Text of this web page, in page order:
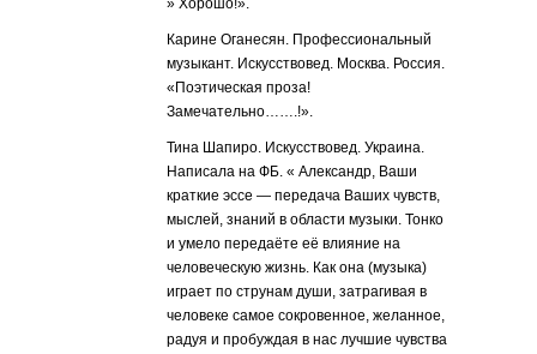
» Хорошо!».
Карине Оганесян. Профессиональный
музыкант. Искусствовед. Москва. Россия.
«Поэтическая проза!
Замечательно…….!».
Тина Шапиро. Искусствовед. Украина.
Написала на ФБ. « Александр, Ваши
краткие эссе — передача Ваших чувств,
мыслей, знаний в области музыки. Тонко
и умело передаёте её влияние на
человеческую жизнь. Как она (музыка)
играет по струнам души, затрагивая в
человеке самое сокровенное, желанное,
радуя и пробуждая в нас лучшие чувства